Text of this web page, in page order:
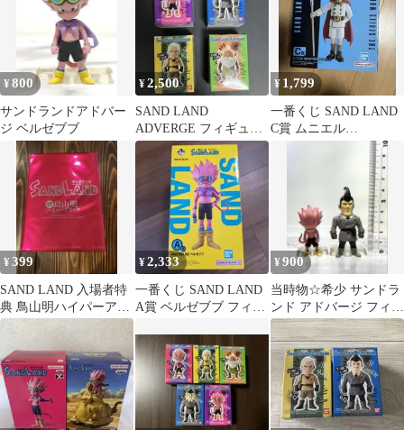
¥800
サンドランドアドバー
ジ ベルゼブブ
¥2,500
SAND LAND
ADVERGE フィギュア
4種セット
¥ 1,799
一番くじ SAND LAND
C賞 ムニエル
¥399
SAND LAND 入場者特
典 鳥山明ハイパーアソ
ート
¥2,333
一番くじ SAND LAND
A賞 ベルゼブブ フィギ
¥900
当時物☆希少 サンドラ
ンド アドバージ フィギ
ュア 2体セット 鳥山明